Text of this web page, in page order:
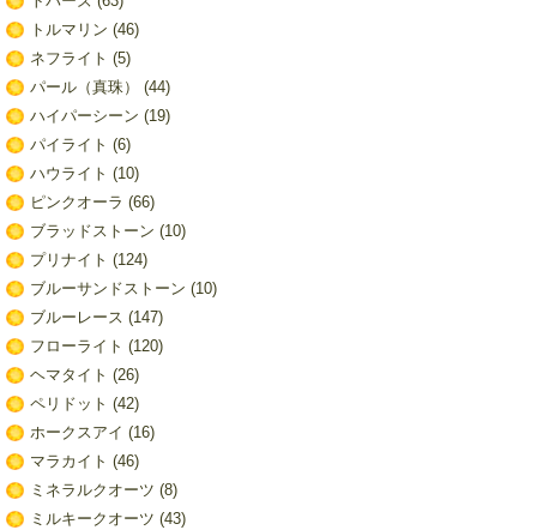
トルマリン (46)
ネフライト (5)
パール（真珠）
(44)
ハイパーシーン (19)
パイライト (6)
ハウライト (10)
ピンクオーラ (66)
ブラッドストーン (10)
プリナイト (124)
ブルーサンドストーン (10)
ブルーレース (147)
フローライト (120)
ヘマタイト (26)
ペリドット (42)
ホークスアイ (16)
マラカイト (46)
ミネラルクオーツ (8)
ミルキークオーツ (43)